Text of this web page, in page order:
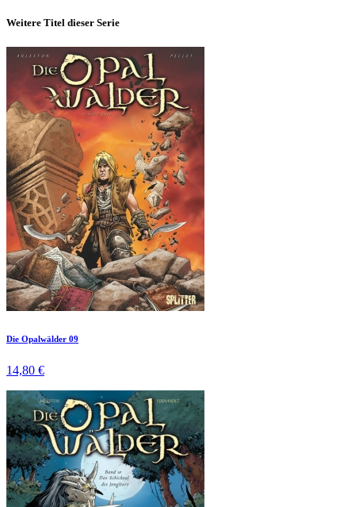
Weitere Titel dieser Serie
Die Opalwälder 09
14,80 €